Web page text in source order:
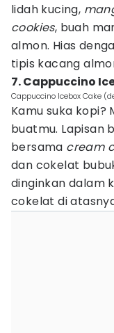
lidah kucing,
cookies, buah
almon. Hias
tipis kacang
7. Cappuccino
Cappuccino Icebox Cake
Kamu suka kopi?
buatmu. Lapisan
bersama cream
dan cokelat
dinginkan dalam
cokelat di